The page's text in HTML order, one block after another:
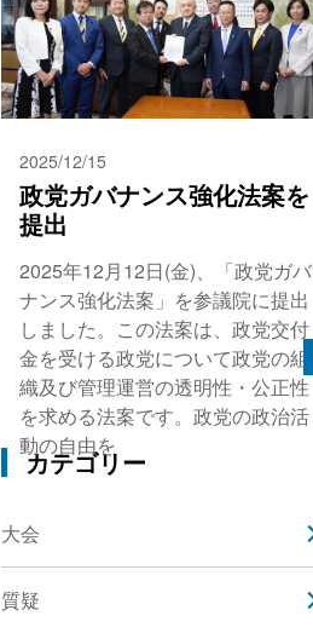
2025/12/15
政党ガバナンス強化法案を
提出
2025年12月12日(金)、「政党ガバ
ナンス強化法案」を参議院に提出
しました。この法案は、政党交付
金を受ける政党について政党の組
織及び管理運営の透明性・公正性
を求める法案です。政党の政治活
動の自由を
カテゴリー
大会
質疑